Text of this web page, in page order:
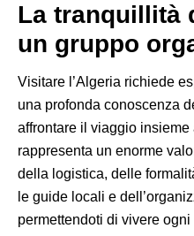
La tranquillità
un gruppo
Visitare l’Algeria richiede
una profonda conoscenza
affrontare il viaggio
rappresenta un enorme
della logistica, delle
le guide locali e
permettendoti di vivere